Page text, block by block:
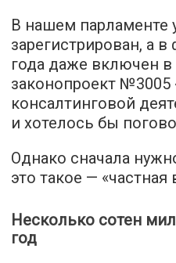
В нашем парламенте
зарегистрирован, а
года даже включен в
законопроект №3005
консалтинговой
и хотелось бы
Однако сначала
это такое —
Несколько сотен
год